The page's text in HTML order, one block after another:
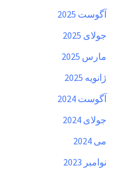
آگوست 2025
جولای 2025
مارس 2025
ژانویه 2025
آگوست 2024
جولای 2024
می 2024
نوامبر 2023